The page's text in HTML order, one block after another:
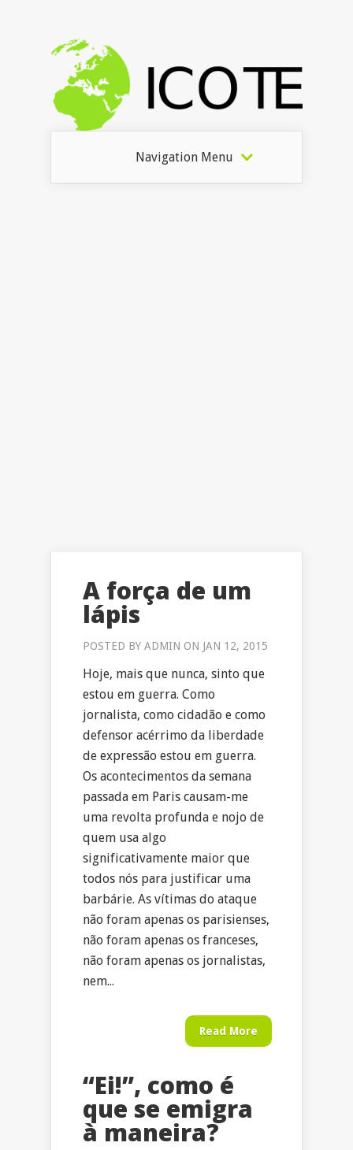
Navigation Menu
A força de um
lápis
POSTED BY ADMIN ON JAN 12, 2015
Hoje, mais que nunca, sinto que
estou em guerra. Como
jornalista, como cidadão e como
defensor acérrimo da liberdade
de expressão estou em guerra.
Os acontecimentos da semana
passada em Paris causam-me
uma revolta profunda e nojo de
quem usa algo
significativamente maior que
todos nós para justificar uma
barbárie. As vítimas do ataque
não foram apenas os parisienses,
não foram apenas os franceses,
não foram apenas os jornalistas,
nem...
Read More
“Ei!”, como é
que se emigra
à maneira?